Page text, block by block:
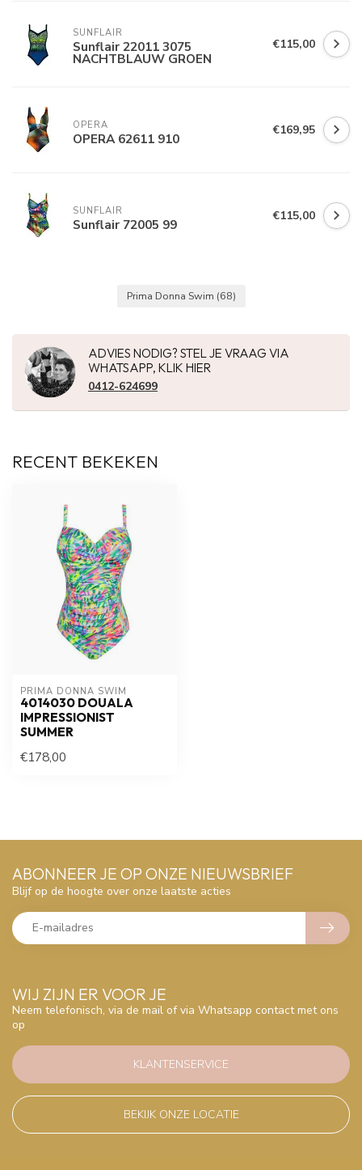
SUNFLAIR
Sunflair 22011 3075
NACHTBLAUW GROEN
€115,00
OPERA
OPERA 62611 910 €169,95
SUNFLAIR
Sunflair 72005 99 €115,00
Prima Donna Swim (68)
ADVIES NODIG? STEL JE VRAAG VIA
WHATSAPP, KLIK HIER
0412-624699
RECENT BEKEKEN
PRIMA DONNA SWIM
4014030 DOUALA
IMPRESSIONIST
SUMMER
€178,00
WIJ ZIJN ER VOOR JE
Neem telefonisch, via de mail of via Whatsapp contact met ons
op
KLANTENSERVICE
BEKIJK ONZE LOCATIE
ABONNEER JE OP ONZE NIEUWSBRIEF
Blijf op de hoogte over onze laatste acties